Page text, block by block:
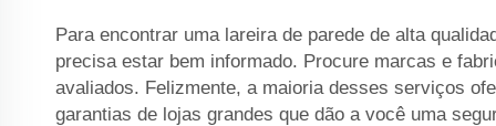
Para encontrar uma lareira de parede de alta
precisa estar bem informado. Procure marcas e
avaliados. Felizmente, a maioria desses serviços
garantias de lojas grandes que dão a você uma